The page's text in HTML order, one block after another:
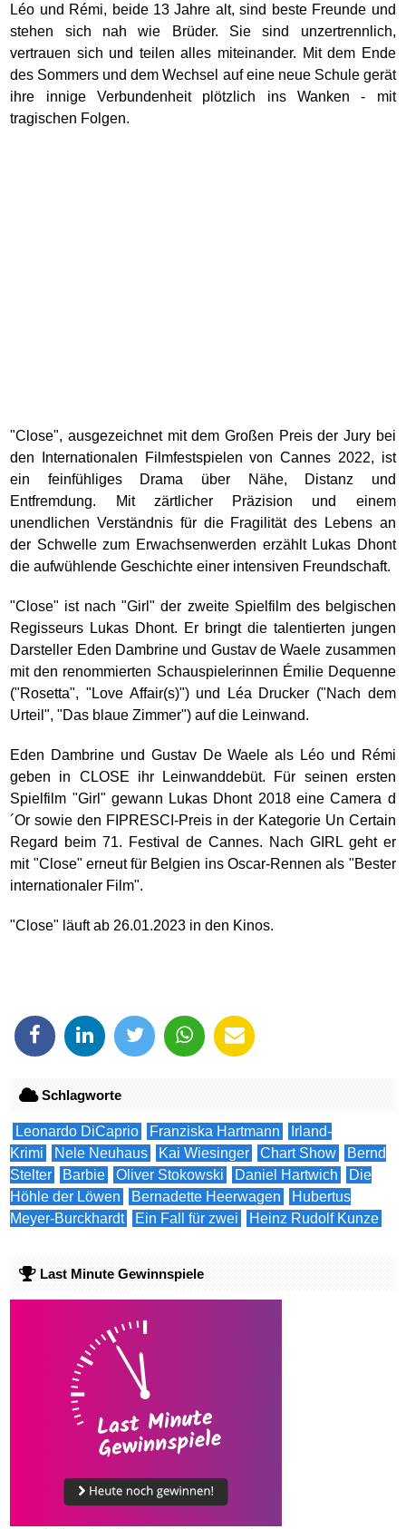
Léo und Rémi, beide 13 Jahre alt, sind beste Freunde und
stehen sich nah wie Brüder. Sie sind unzertrennlich,
vertrauen sich und teilen alles miteinander. Mit dem Ende
des Sommers und dem Wechsel auf eine neue Schule gerät
ihre innige Verbundenheit plötzlich ins Wanken - mit
tragischen Folgen.
"Close", ausgezeichnet mit dem Großen Preis der Jury bei
den Internationalen Filmfestspielen von Cannes 2022, ist
ein feinfühliges Drama über Nähe, Distanz und
Entfremdung. Mit zärtlicher Präzision und einem
unendlichen Verständnis für die Fragilität des Lebens an
der Schwelle zum Erwachsenwerden erzählt Lukas Dhont
die aufwühlende Geschichte einer intensiven Freundschaft.
"Close" ist nach "Girl" der zweite Spielfilm des belgischen
Regisseurs Lukas Dhont. Er bringt die talentierten jungen
Darsteller Eden Dambrine und Gustav de Waele zusammen
mit den renommierten Schauspielerinnen Émilie Dequenne
("Rosetta", "Love Affair(s)") und Léa Drucker ("Nach dem
Urteil", "Das blaue Zimmer") auf die Leinwand.
Eden Dambrine und Gustav De Waele als Léo und Rémi
geben in CLOSE ihr Leinwanddebüt. Für seinen ersten
Spielfilm "Girl" gewann Lukas Dhont 2018 eine Camera d
´Or sowie den FIPRESCI-Preis in der Kategorie Un Certain
Regard beim 71. Festival de Cannes. Nach GIRL geht er
mit "Close" erneut für Belgien ins Oscar-Rennen als "Bester
internationaler Film".
"Close" läuft ab 26.01.2023 in den Kinos.
Schlagworte
Leonardo DiCaprio Franziska Hartmann
Irland-
Krimi
Nele Neuhaus Kai Wiesinger Chart Show
Bernd
Stelter
Barbie Oliver Stokowski Daniel Hartwich
Die
Höhle der Löwen
Bernadette Heerwagen
Hubertus
Meyer-Burckhardt
Ein Fall für zwei Heinz Rudolf Kunze
Last Minute Gewinnspiele